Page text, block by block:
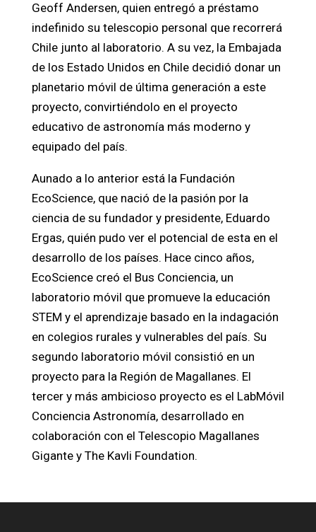
Geoff Andersen, quien entregó a préstamo
indefinido su telescopio personal que recorrerá
Chile junto al laboratorio. A su vez, la Embajada
de los Estado Unidos en Chile decidió donar un
planetario móvil de última generación a este
proyecto, convirtiéndolo en el proyecto
educativo de astronomía más moderno y
equipado del país.
Aunado a lo anterior está la Fundación
EcoScience, que nació de la pasión por la
ciencia de su fundador y presidente, Eduardo
Ergas, quién pudo ver el potencial de esta en el
desarrollo de los países. Hace cinco años,
EcoScience creó el Bus Conciencia, un
laboratorio móvil que promueve la educación
STEM y el aprendizaje basado en la indagación
en colegios rurales y vulnerables del país. Su
segundo laboratorio móvil consistió en un
proyecto para la Región de Magallanes. El
tercer y más ambicioso proyecto es el LabMóvil
Conciencia Astronomía, desarrollado en
colaboración con el Telescopio Magallanes
Gigante y The Kavli Foundation.